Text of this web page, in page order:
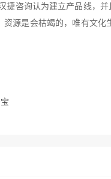
捷咨询认为建立产品线，
源是会枯竭的，唯有文